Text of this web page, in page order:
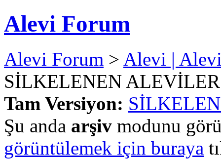
Alevi Forum
Alevi Forum > Alevi |
SİLKELENEN ALEVİLER
Tam Versiyon:
Şu anda arşiv modunu
görüntülemek için buraya